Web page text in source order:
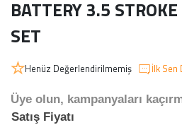
BATTERY 3.5
SET
Henüz Değerlendirilmemiş İlk
Üye olun, kampanyaları
Satış Fiyatı